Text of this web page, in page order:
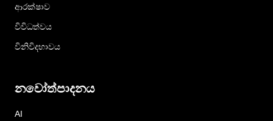
ආරක්ෂාව
විවිධත්වය
විනිවිදභාවය
නවෝත්පාදනය
AI